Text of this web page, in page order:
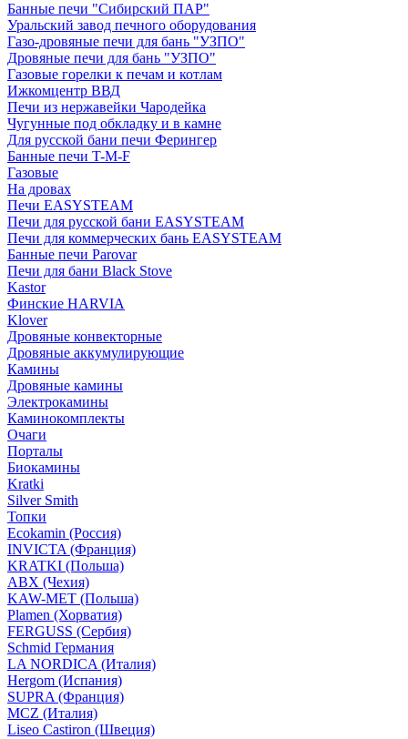
Банные печи "Сибирский ПАР"
Уральский завод печного оборудования
Газо-дровяные печи для бань "УЗПО"
Дровяные печи для бань "УЗПО"
Газовые горелки к печам и котлам
Ижкомцентр ВВД
Печи из нержавейки Чародейка
Чугунные под обкладку и в камне
Для русской бани печи Ферингер
Банные печи T-M-F
Газовые
На дровах
Печи EASYSTEAM
Печи для русской бани EASYSTEAM
Печи для коммерческих бань EASYSTEAM
Банные печи Parovar
Печи для бани Black Stove
Kastor
Финские HARVIA
Klover
Дровяные конвекторные
Дровяные аккумулирующие
Камины
Дровяные камины
Электрокамины
Каминокомплекты
Очаги
Порталы
Биокамины
Kratki
Silver Smith
Топки
Ecokamin (Россия)
INVICTA (Франция)
KRATKI (Польша)
ABX (Чехия)
KAW-MET (Польша)
Plamen (Хорватия)
FERGUSS (Сербия)
Schmid Германия
LA NORDICA (Италия)
Hergom (Испания)
SUPRA (Франция)
MCZ (Италия)
Liseo Castiron (Швеция)